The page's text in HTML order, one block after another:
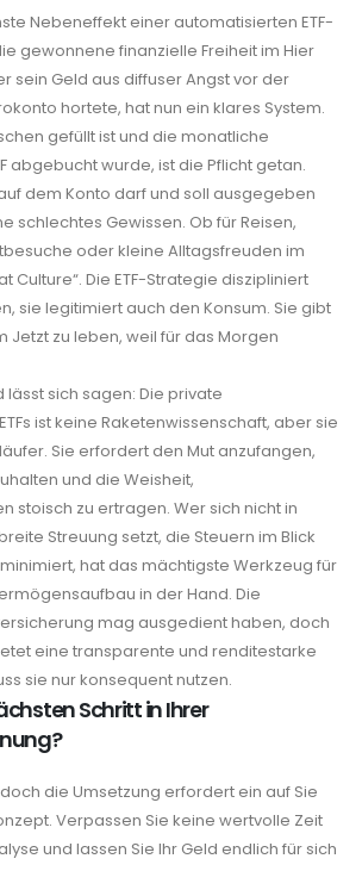
Nebeneffekt einer automatisierten ETF-
gewonnene finanzielle Freiheit im Hier
sein Geld aus diffuser Angst vor der
hortete, hat nun ein klares System.
gefüllt ist und die monatliche
abgebucht wurde, ist die Pflicht getan.
dem Konto darf und soll ausgegeben
schlechtes Gewissen. Ob für Reisen,
oder kleine Alltagsfreuden im
Culture“. Die ETF-Strategie diszipliniert
sie legitimiert auch den Konsum. Sie gibt
Jetzt zu leben, weil für das Morgen
sich sagen: Die private
ist keine Raketenwissenschaft, aber sie
Sie erfordert den Mut anzufangen,
und die Weisheit,
stoisch zu ertragen. Wer sich nicht in
Streuung setzt, die Steuern im Blick
hat das mächtigste Werkzeug für
in der Hand. Die
mag ausgedient haben, doch
eine transparente und renditestarke
sie nur konsequent nutzen.
Schritt in Ihrer
die Umsetzung erfordert ein auf Sie
Verpassen Sie keine wertvolle Zeit
und lassen Sie Ihr Geld endlich für sich